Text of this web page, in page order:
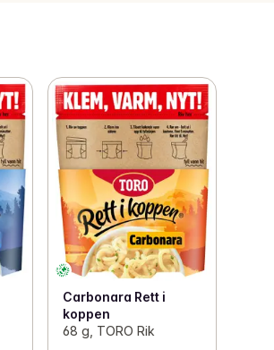
Carbonara Rett i
koppen
68 g, TORO Rik